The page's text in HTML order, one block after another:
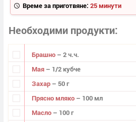
Време за приготвяне: 25 минути
Необходими продукти
Брашно – 2 ч.ч.
Мая – 1/2 кубче
Захар – 50 г
Прясно мляко – 100 мл
Масло – 100 г